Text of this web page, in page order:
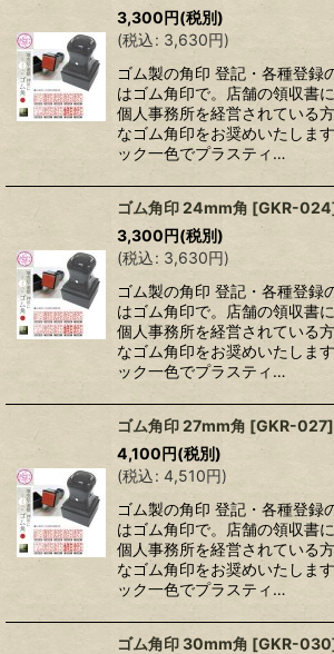
3,300円(税別)
(税込: 3,630円)
ゴム製の角印 登記・各種登録
はゴム角印で。店舗の領収書
個人事務所を経営されている
なゴム角印をお奨めいたしま
ック一色でプラスティ…
ゴム角印 24mm角 [GKR-024
3,300円(税別)
(税込: 3,630円)
ゴム製の角印 登記・各種登録
はゴム角印で。店舗の領収書
個人事務所を経営されている
なゴム角印をお奨めいたしま
ック一色でプラスティ…
ゴム角印 27mm角 [GKR-027]
4,100円(税別)
(税込: 4,510円)
ゴム製の角印 登記・各種登録
はゴム角印で。店舗の領収書
個人事務所を経営されている
なゴム角印をお奨めいたしま
ック一色でプラスティ…
ゴム角印 30mm角 [GKR-030